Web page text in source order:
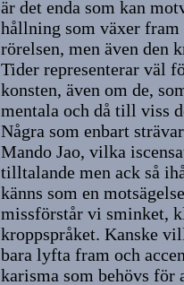
är det enda som kan
hållning som växer
rörelsen, men även den
Tider representerar väl
konsten, även om de,
mentala och då till viss
Några som enbart
Mando Jao, vilka
tilltalande men ack så
känns som en
missförstår vi sminket,
kroppspråket. Kanske
bara lyfta fram och
karisma som behövs